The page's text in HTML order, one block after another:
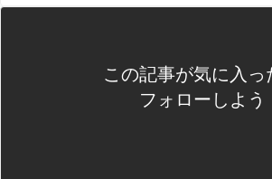
この記事が気に入っ
フォローしよう